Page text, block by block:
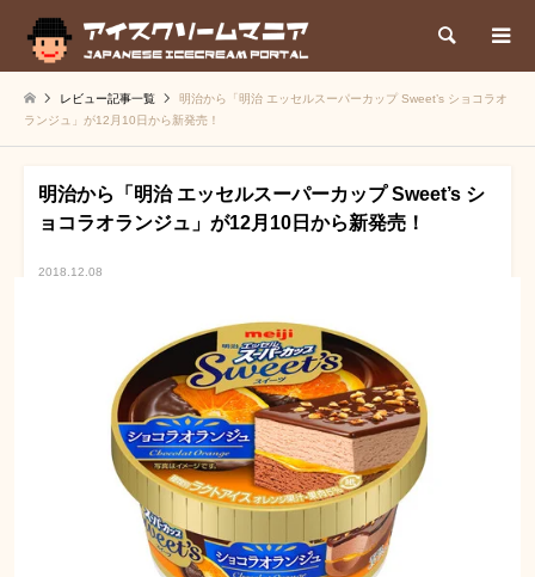
検索
レビュー記事一覧
明治から「明治 エッセルスーパーカップ Sweet’s ショコラオ
ランジュ」が12月10日から新発売！
明治から「明治 エッセルスーパーカップ Sweet’s シ
ョコラオランジュ」が12月10日から新発売！
2018.12.08